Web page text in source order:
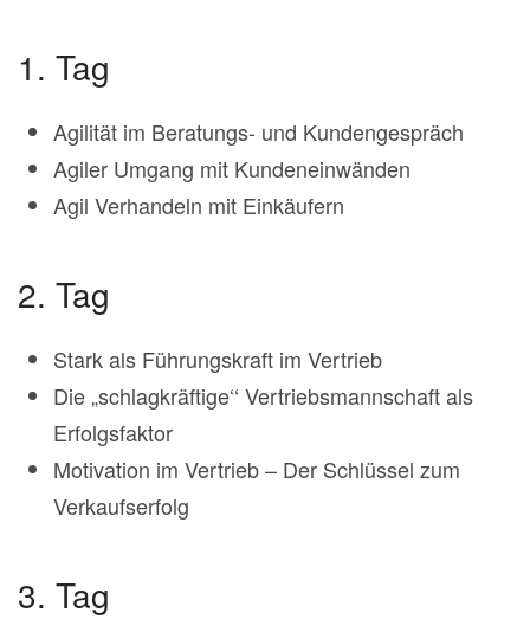
1. Tag
Agilität im Beratungs- und Kundengespräch
Agiler Umgang mit Kundeneinwänden
Agil Verhandeln mit Einkäufern
2. Tag
Stark als Führungskraft im Vertrieb
Die „schlagkräftige‘‘ Vertriebsmannschaft als
Erfolgsfaktor
Motivation im Vertrieb – Der Schlüssel zum
Verkaufserfolg
3. Tag